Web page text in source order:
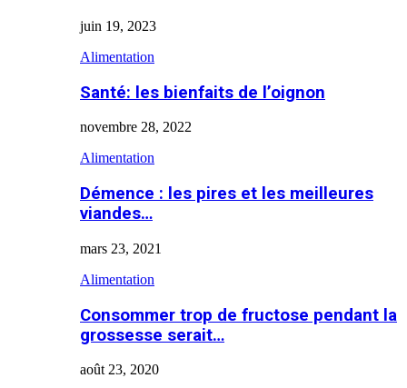
juin 19, 2023
Alimentation
Santé: les bienfaits de l’oignon
novembre 28, 2022
Alimentation
Démence : les pires et les meilleures
viandes…
mars 23, 2021
Alimentation
Consommer trop de fructose pendant la
grossesse serait…
août 23, 2020